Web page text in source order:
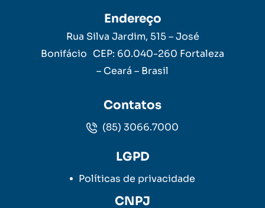
Endereço
Rua Silva Jardim, 515 – José
Bonifácio CEP: 60.040-260 Fortaleza
– Ceará – Brasil
Contatos
(85) 3066.7000
LGPD
Políticas de privacidade
CNPJ